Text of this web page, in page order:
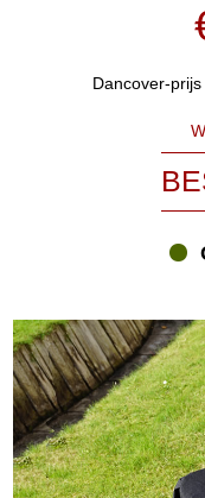
Dancover-